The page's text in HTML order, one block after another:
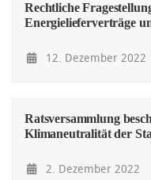
Rechtliche
Energielieferverträge
12. Dezember 2022
Ratsversammlung
Klimaneutralität der
2. Dezember 2022